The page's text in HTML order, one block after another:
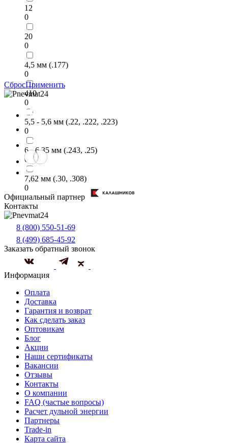
12
0
20
0
4,5 мм (.177)
0
410
0
5,5 - 5,6 мм (.22, .222, .223)
0
6 - 6,35 мм (.243, .25)
0
7,62 мм (.30, .308)
0
СбросПрименить
Официальный партнер
Контакты
8 (800) 550-51-69
8 (499) 685-45-92
Заказать обратный звонок
Информация
Оплата
Доставка
Гарантия и возврат
Как сделать заказ
Оптовикам
Блог
Акции
Наши сертификаты
Вакансии
Отзывы
Контакты
О компании
FAQ (частые вопросы)
Расчет дульной энергии
Партнеры
Trade-in
Карта сайта